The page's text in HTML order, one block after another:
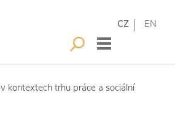
CZ EN
kontextech trhu práce a sociální